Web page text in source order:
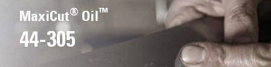
MaxiCut® Oil™
44-305